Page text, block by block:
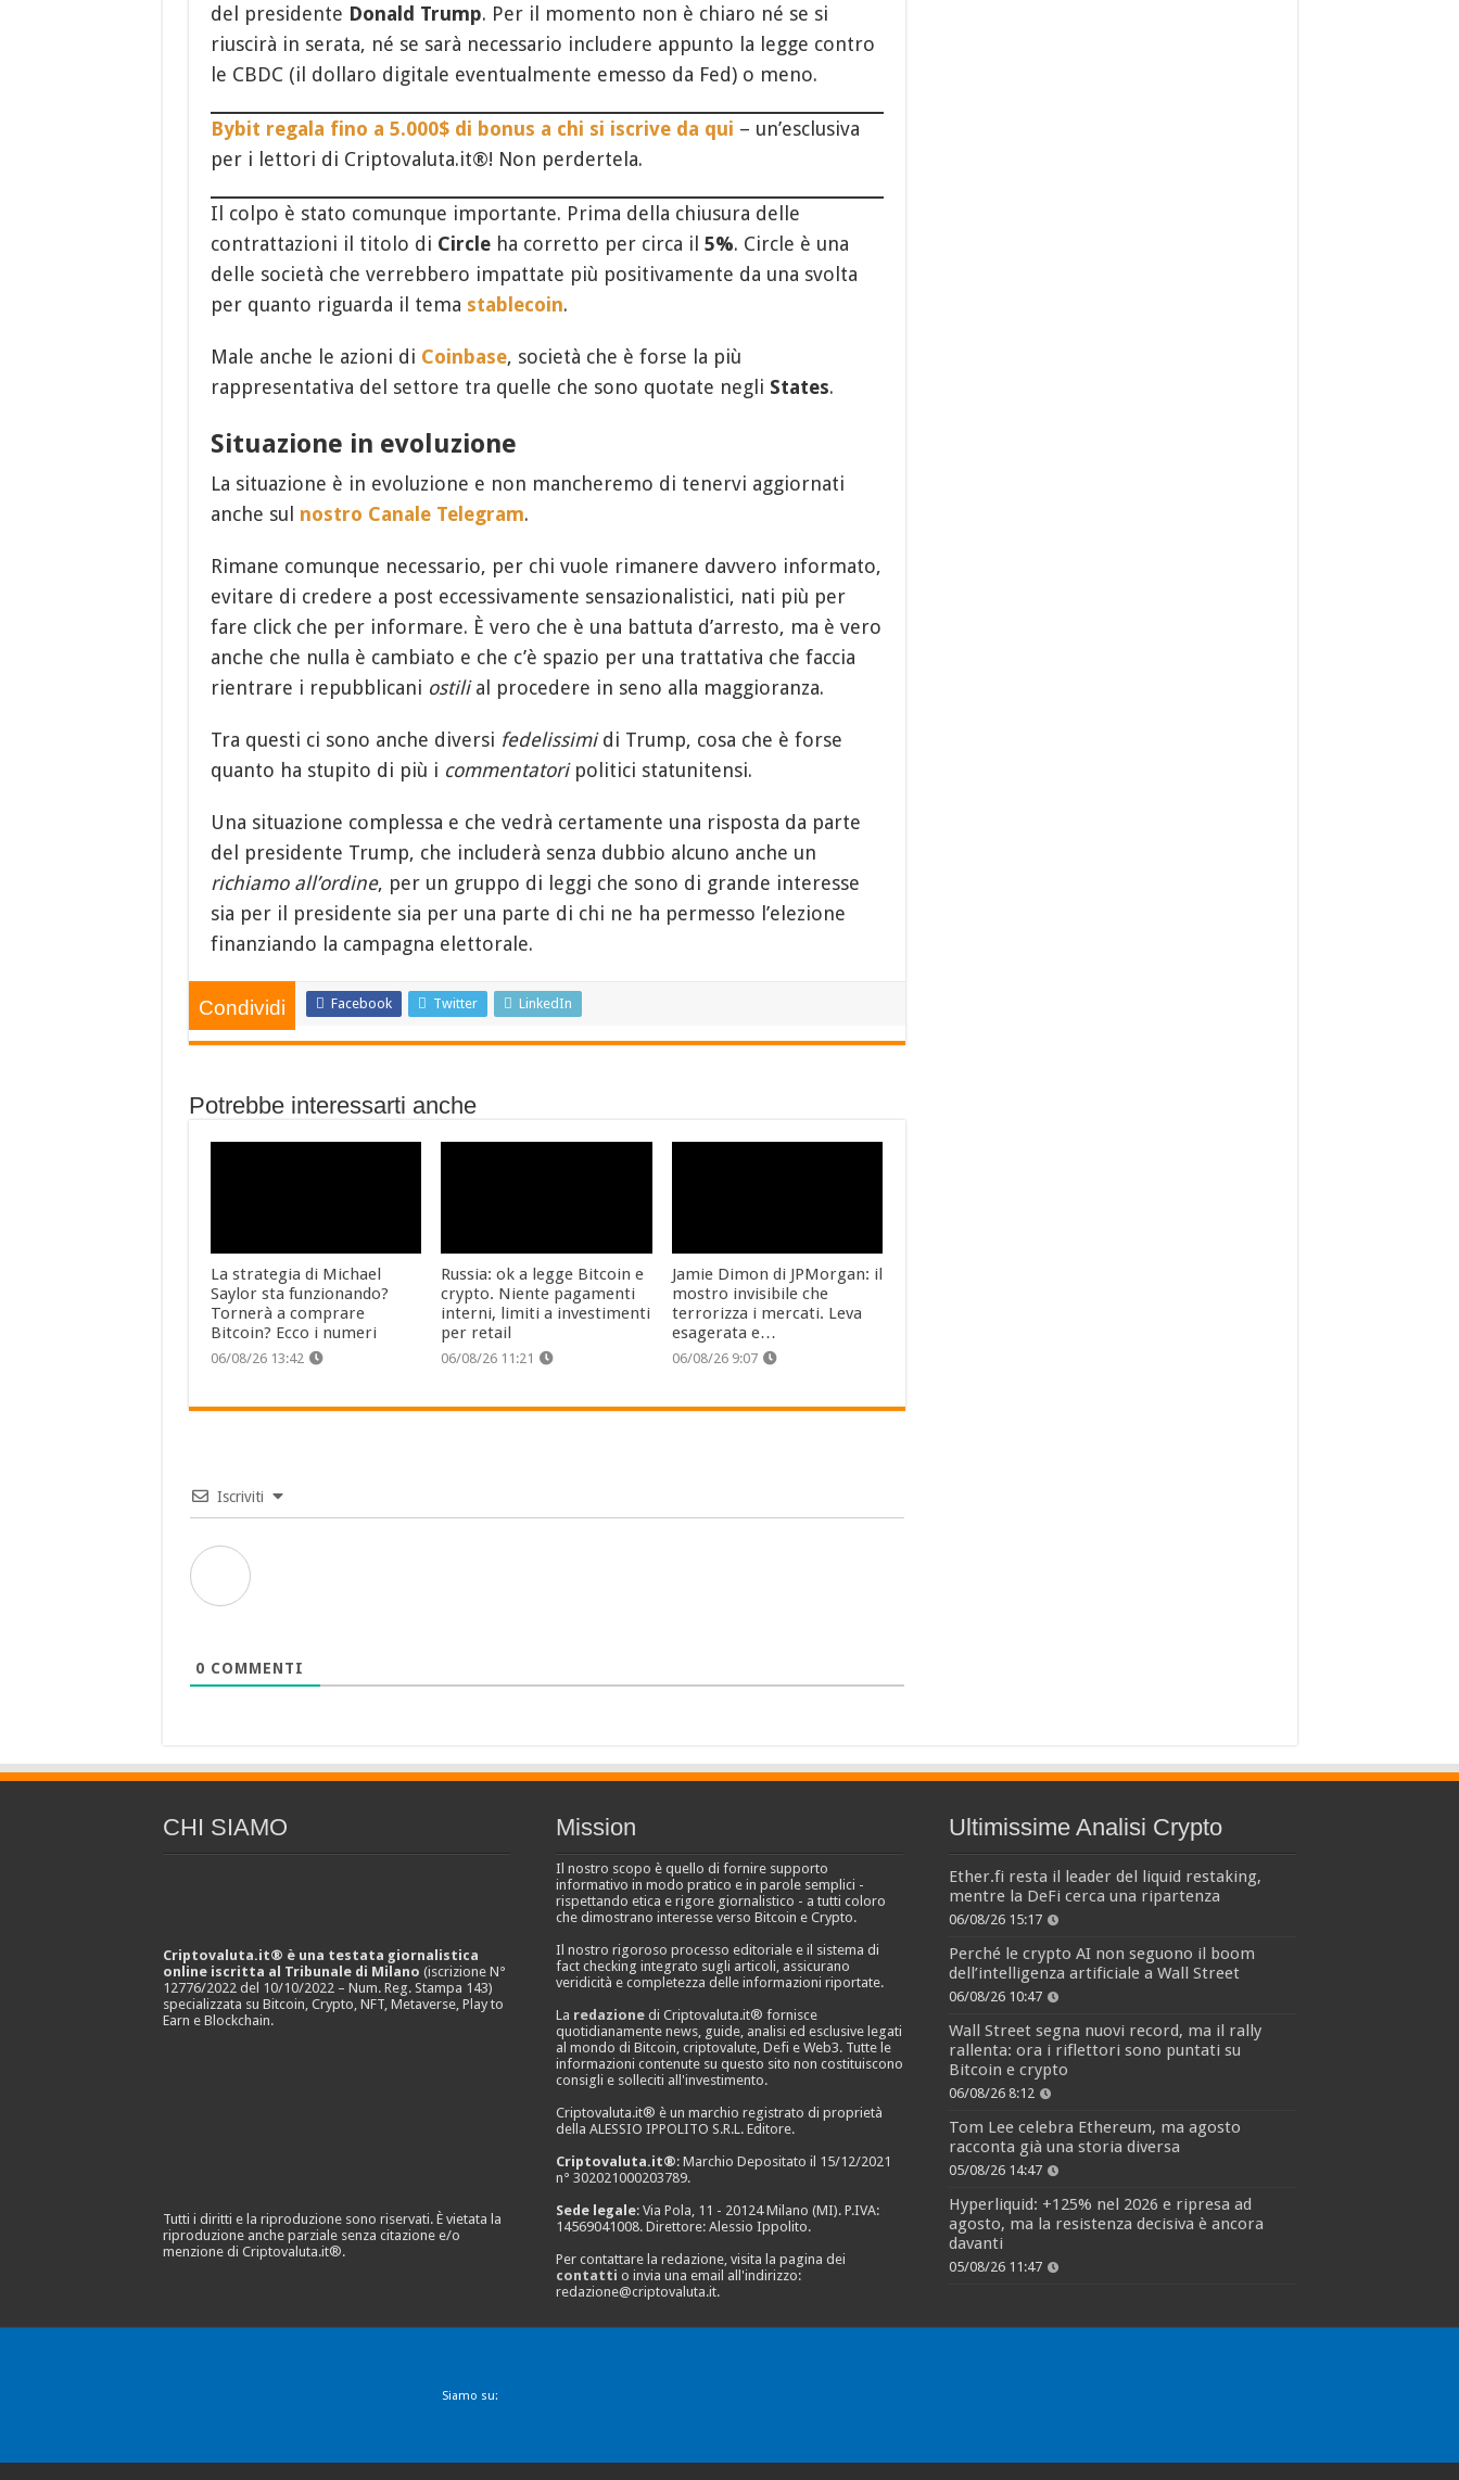
del presidente Donald Trump. Per il momento non è chiaro né se si
riuscirà in serata, né se sarà necessario includere appunto la legge contro
le CBDC (il dollaro digitale eventualmente emesso da Fed) o meno.
Bybit regala fino a 5.000$ di bonus a chi si iscrive da qui – un’esclusiva
per i lettori di Criptovaluta.it®! Non perdertela.
Il colpo è stato comunque importante. Prima della chiusura delle
contrattazioni il titolo di Circleha corretto per circa il 5%. Circle è una
delle società che verrebbero impattate più positivamente da una svolta
per quanto riguarda il tema stablecoin.
Male anche le azioni di Coinbase, società che è forse la più
rappresentativa del settore tra quelle che sono quotate negli States.
Situazione in evoluzione
La situazione è in evoluzione e non mancheremo di tenervi aggiornati
anche sul nostro Canale Telegram.
Rimane comunque necessario, per chi vuole rimanere davvero informato,
evitare di credere a post eccessivamente sensazionalistici, nati più per
fare click che per informare. È vero che è una battuta d’arresto, ma è vero
anche che nulla è cambiato e che c’è spazio per una trattativa che faccia
rientrare i repubblicani ostilial procedere in seno alla maggioranza.
Tra questi ci sono anche diversi fedelissimidi Trump, cosa che è forse
quanto ha stupito di più i commentatoripolitici statunitensi.
Una situazione complessa e che vedrà certamente una risposta da parte
del presidente Trump, che includerà senza dubbio alcuno anche un
richiamo all’ordine, per un gruppo di leggi che sono di grande interesse
sia per il presidente sia per una parte di chi ne ha permesso l’elezione
finanziando la campagna elettorale.
Condividi Facebook Twitter LinkedIn
Potrebbe interessarti anche
La strategia di Michael
Saylor sta funzionando?
Tornerà a comprare
Bitcoin? Ecco i numeri
06/08/26 13:42
Russia: ok a legge Bitcoin e
crypto. Niente pagamenti
interni, limiti a investimenti
per retail
06/08/26 11:21
Jamie Dimon di JPMorgan: il
mostro invisibile che
terrorizza i mercati. Leva
esagerata e…
06/08/26 9:07
Iscriviti
0 COMMENTI
CHI SIAMO
Criptovaluta.it® è una testata giornalistica
online iscritta al Tribunale di Milano (iscrizione N°
12776/2022 del 10/10/2022 – Num. Reg. Stampa 143)
specializzata su Bitcoin, Crypto, NFT, Metaverse, Play to
Earn e Blockchain.
Tutti i diritti e la riproduzione sono riservati. È vietata la
riproduzione anche parziale senza citazione e/o
menzione di Criptovaluta.it®.
Mission
Il nostro scopo è quello di fornire supporto
informativo in modo pratico e in parole semplici -
rispettando etica e rigore giornalistico - a tutti coloro
che dimostrano interesse verso Bitcoin e Crypto.
Il nostro rigoroso processo editoriale e il sistema di
fact checking integrato sugli articoli, assicurano
veridicità e completezza delle informazioni riportate.
La redazionedi Criptovaluta.it® fornisce
quotidianamente news, guide, analisi ed esclusive legati
al mondo di Bitcoin, criptovalute, Defi e Web3. Tutte le
informazioni contenute su questo sito non costituiscono
consigli e solleciti all'investimento.
Criptovaluta.it® è un marchio registrato di proprietà
della ALESSIO IPPOLITO S.R.L. Editore.
Criptovaluta.it®: Marchio Depositato il 15/12/2021
n° 302021000203789.
Sede legale: Via Pola, 11 - 20124 Milano (MI). P.IVA:
14569041008. Direttore: Alessio Ippolito.
Per contattare la redazione, visita la pagina dei
contatti o invia una email all'indirizzo:
redazione@criptovaluta.it.
Ultimissime Analisi Crypto
Ether.fi resta il leader del liquid restaking,
mentre la DeFi cerca una ripartenza
06/08/26 15:17
Perché le crypto AI non seguono il boom
dell’intelligenza artificiale a Wall Street
06/08/26 10:47
Wall Street segna nuovi record, ma il rally
rallenta: ora i riflettori sono puntati su
Bitcoin e crypto
06/08/26 8:12
Tom Lee celebra Ethereum, ma agosto
racconta già una storia diversa
05/08/26 14:47
Hyperliquid: +125% nel 2026 e ripresa ad
agosto, ma la resistenza decisiva è ancora
davanti
05/08/26 11:47
Siamo su: